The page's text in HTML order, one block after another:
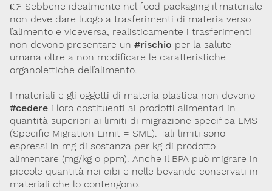
👉 Sebbene idealmente nel food packaging il materiale
non deve dare luogo a trasferimenti di materia verso
l’alimento e viceversa, realisticamente i trasferimenti
non devono presentare un #rischio per la salute
umana oltre a non modificare le caratteristiche
organolettiche dell’alimento.
I materiali e gli oggetti di materia plastica non devono
#cedere i loro costituenti ai prodotti alimentari in
quantità superiori ai limiti di migrazione specifica LMS
(Specific Migration Limit = SML). Tali limiti sono
espressi in mg di sostanza per kg di prodotto
alimentare (mg/kg o ppm). Anche il BPA può migrare in
piccole quantità nei cibi e nelle bevande conservati in
materiali che lo contengono.
Il contenuto di questo sito è da intendersi a scopo puramente
informativo. La Società Italiana di Tossicologia (SITOX) non
accetta alcuna responsabilità riguardo a possibili errori,
dimenticanze o cattive interpretazioni presenti in queste pagine
o in quelle cui si fa riferimento.
approfondimenti
CONTATTACI
Dona il 5 per 1000 a SITOX SCOPRI DI PIU